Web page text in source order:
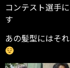
コンテスト選手
す
あの髪型にはそ